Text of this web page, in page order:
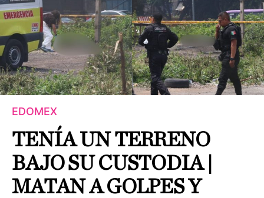
EDOMEX
TENÍA UN TERRENO
BAJO SU CUSTODIA |
MATAN A GOLPES Y